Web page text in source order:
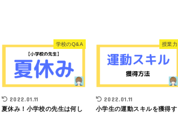
学校のQ&A
2022.01.11
夏休み！小学校の先生は何し
授業力
2022.01.11
小学生の運動スキルを獲得す